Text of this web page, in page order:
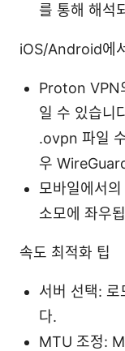
를 통해 해석
iOS/Android에
Proton VPN
일 수 있습니
.ovpn 파일
우
모바일에서
소모에 좌우
속도 최적화 팁
서버 선택: 로
다.
MTU 조정: